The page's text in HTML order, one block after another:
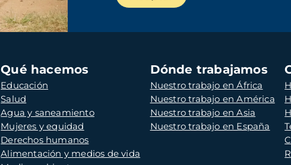
Qué hacemos
Educación
Salud
Agua y saneamiento
Mujeres y equidad
Derechos humanos
Alimentación y medios de vida
Dónde trabajamos
Nuestro trabajo en África
Nuestro trabajo en América
Nuestro trabajo en Asia
Nuestro trabajo en España